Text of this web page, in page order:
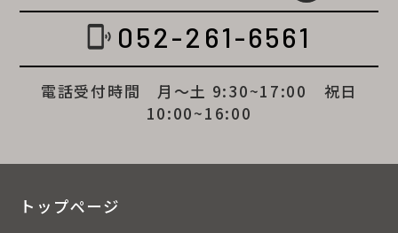
phonelink_ring 052-261-6561
電話受付時間 月～土 9:30~17:00 祝日
10:00~16:00
トップページ